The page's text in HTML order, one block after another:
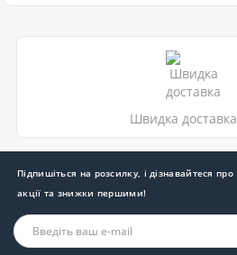
Швидка доставка
Підпишіться на розсилку, і дізнавайтеся про
акції та знижки першими!